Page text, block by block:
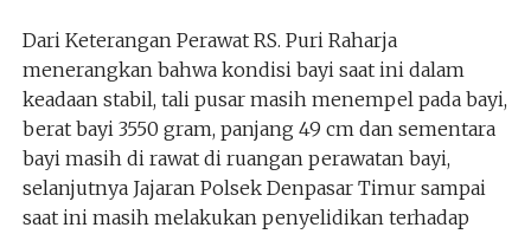
Dari Keterangan Perawat RS. Puri Raharja
menerangkan bahwa kondisi bayi saat ini dalam
keadaan stabil, tali pusar masih menempel pada bayi,
berat bayi 3550 gram, panjang 49 cm dan sementara
bayi masih di rawat di ruangan perawatan bayi,
selanjutnya Jajaran Polsek Denpasar Timur sampai
saat ini masih melakukan penyelidikan terhadap